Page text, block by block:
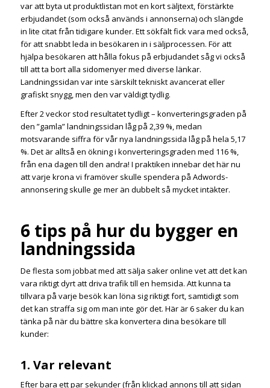
var att byta ut produktlistan mot en kort säljtext, förstärkte
erbjudandet (som också används i annonserna) och slängde
in lite citat från tidigare kunder. Ett sökfält fick vara med också,
för att snabbt leda in besökaren in i säljprocessen. För att
hjälpa besökaren att hålla fokus på erbjudandet såg vi också
till att ta bort alla sidomenyer med diverse länkar.
Landningssidan var inte särskilt tekniskt avancerat eller
grafiskt snygg, men den var väldigt tydlig.
Efter 2 veckor stod resultatet tydligt – konverteringsgraden på
den ”gamla” landningssidan låg på 2,39 %, medan
motsvarande siffra för vår nya landningssida låg på hela 5,17
%. Det är alltså en ökning i konverteringsgraden med 116 %,
från ena dagen till den andra! I praktiken innebar det här nu
att varje krona vi framöver skulle spendera på Adwords-
annonsering skulle ge mer än dubbelt så mycket intäkter.
6 tips på hur du bygger en
landningssida
De flesta som jobbat med att sälja saker online vet att det kan
vara riktigt dyrt att driva trafik till en hemsida. Att kunna ta
tillvara på varje besök kan löna sig riktigt fort, samtidigt som
det kan straffa sig om man inte gör det. Här är 6 saker du kan
tänka på när du bättre ska konvertera dina besökare till
kunder:
1. Var relevant
Efter bara ett par sekunder (från klickad annons till att sidan